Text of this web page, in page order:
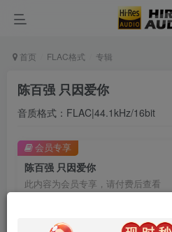
首页 FLAC格式 专辑
陈百强 只因爱你
音质格式：FLAC|44.1kHz/16bit
陈百强 只因爱你
此内容为会员专享，请付费后查看
9.9
会员专享